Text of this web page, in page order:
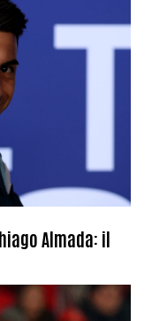
Almada: il